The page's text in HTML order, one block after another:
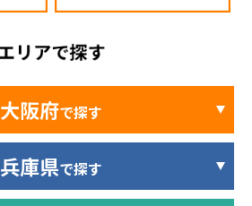
大阪府で探す
兵庫県で探す